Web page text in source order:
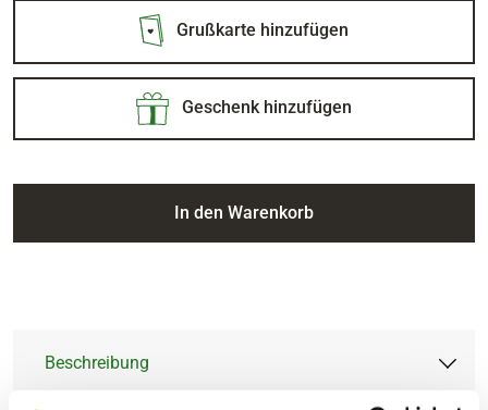
Grußkarte hinzufügen
Geschenk hinzufügen
In den Warenkorb
Beschreibung